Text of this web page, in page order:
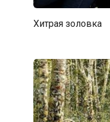
Хитрая золовка